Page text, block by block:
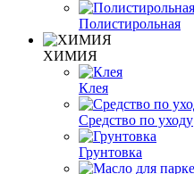
Полистирольная
ХИМИЯ
Клея
Средство по уходу
Грунтовка